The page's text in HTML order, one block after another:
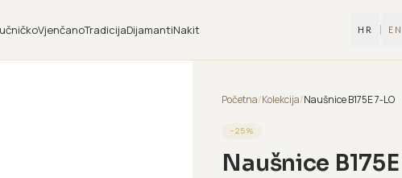
VjenčanoTradicijaDijamantiNakit HR | EN
Početna/Kolekcija/Naušnice B175E 7-LO
−25%
Naušnice